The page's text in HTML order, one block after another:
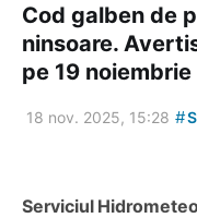
Cod galben de
ninsoare.
pe 19 noiembrie
18 nov. 2025, 15:28 #
Serviciul